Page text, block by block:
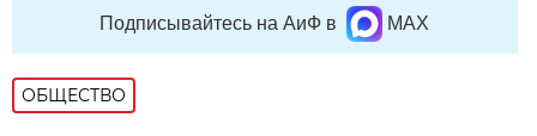
Подписывайтесь на АиФ в MAX
ОБЩЕСТВО